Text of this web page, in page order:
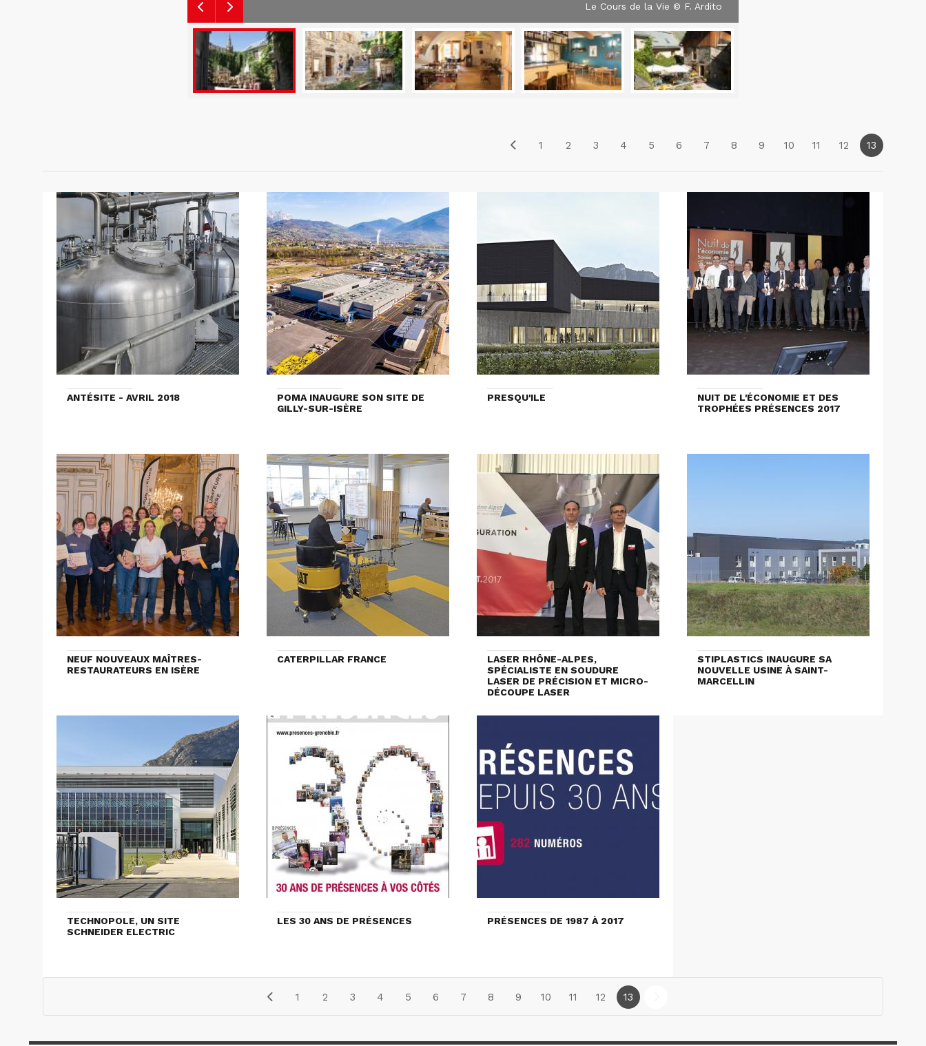
Le Cours de la Vie © F. Ardito
1 2 3 4 5 6 7 8 9 10 11 12 13
ANTÉSITE - AVRIL 2018
POMA INAUGURE SON SITE DE
GILLY-SUR-ISÈRE
PRESQU'ILE
NUIT DE L'ÉCONOMIE ET DES
TROPHÉES PRÉSENCES 2017
NEUF NOUVEAUX MAÎTRES-
RESTAURATEURS EN ISÈRE
CATERPILLAR FRANCE
LASER RHÔNE-ALPES,
SPÉCIALISTE EN SOUDURE
LASER DE PRÉCISION ET MICRO-
DÉCOUPE LASER
STIPLASTICS INAUGURE SA
NOUVELLE USINE À SAINT-
MARCELLIN
TECHNOPOLE, UN SITE
SCHNEIDER ELECTRIC
LES 30 ANS DE PRÉSENCES PRÉSENCES DE 1987 À 2017
1 2 3 4 5 6 7 8 9 10 11 12 13